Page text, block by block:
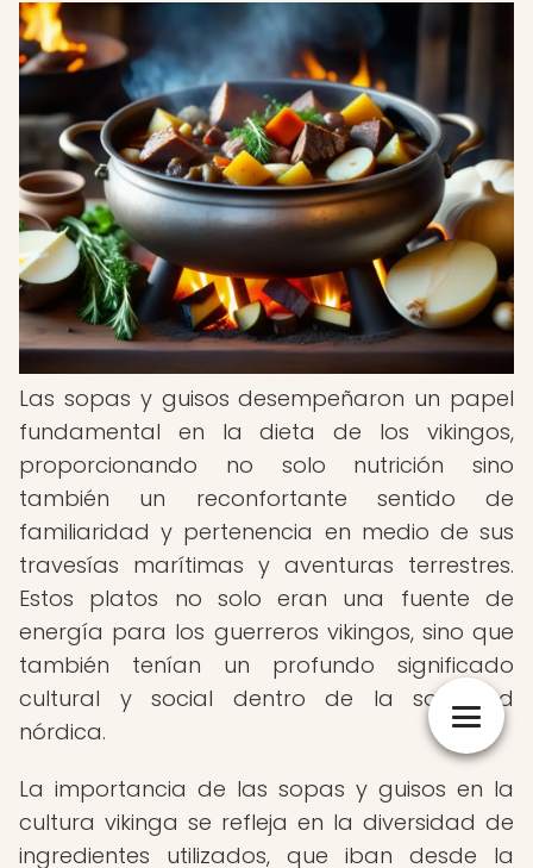
Las sopas y guisos desempeñaron un papel
fundamental en la dieta de los vikingos,
proporcionando no solo nutrición sino
también un reconfortante sentido de
familiaridad y pertenencia en medio de sus
travesías marítimas y aventuras terrestres.
Estos platos no solo eran una fuente de
energía para los guerreros vikingos, sino que
también tenían un profundo significado
cultural y social dentro de la sociedad
nórdica.
La importancia de las sopas y guisos en la
cultura vikinga se refleja en la diversidad de
ingredientes utilizados, que iban desde la